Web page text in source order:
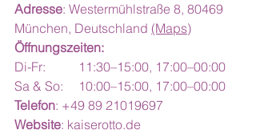
Adresse: Westermühlstraße 8, 80469
München, Deutschland (Maps)
Öffnungszeiten:
Di-Fr:	11:30–15:00, 17:00–00:00
Sa & So:	10:00–15:00, 17:00–00:00
Telefon: +49 89 21019697
Website: kaiserotto.de